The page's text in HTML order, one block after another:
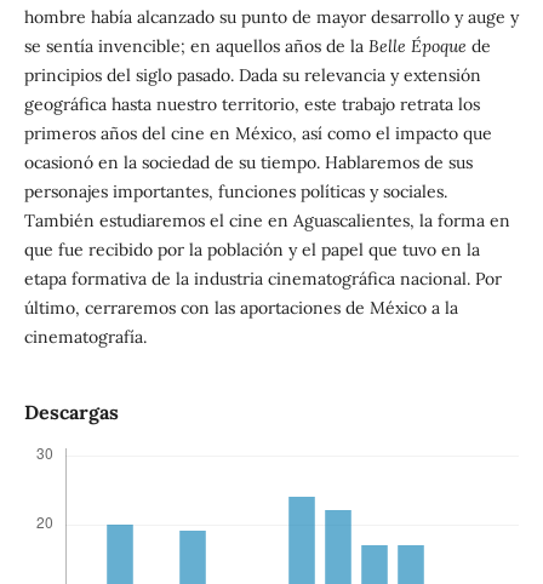
hombre había alcanzado su punto de mayor desarrollo y auge y
se sentía invencible; en aquellos años de la Belle Époque de
principios del siglo pasado. Dada su relevancia y extensión
geográfica hasta nuestro territorio, este trabajo retrata los
primeros años del cine en México, así como el impacto que
ocasionó en la sociedad de su tiempo. Hablaremos de sus
personajes importantes, funciones políticas y sociales.
También estudiaremos el cine en Aguascalientes, la forma en
que fue recibido por la población y el papel que tuvo en la
etapa formativa de la industria cinematográfica nacional. Por
último, cerraremos con las aportaciones de México a la
cinematografía.
Descargas